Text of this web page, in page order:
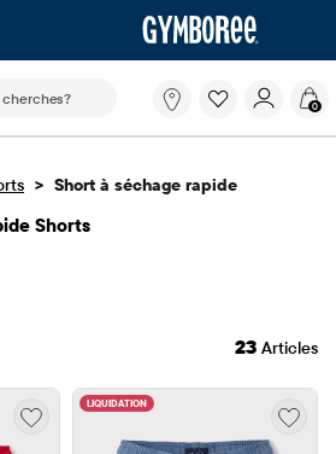
recherche ci-dessous filtre les
Qu'est-
que
cherches?
0
> Short à séchage rapide
Shorts
23 Articles
LIQUIDATION